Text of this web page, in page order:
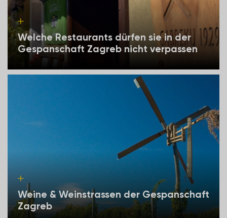
Welche Restaurants dürfen sie in der
Gespanschaft Zagreb nicht verpassen
Weine & Weinstrassen der Gespanschaft
Zagreb